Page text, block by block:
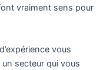
vraiment sens pour
vous
secteur qui vous